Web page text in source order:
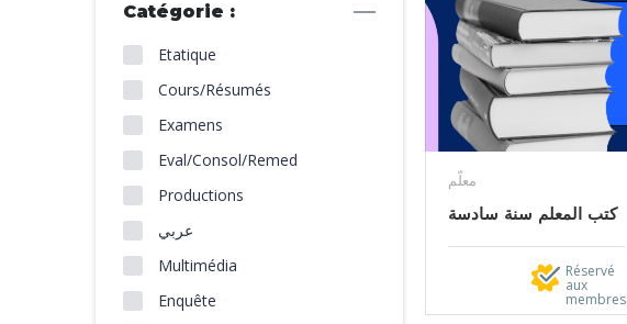
Catégorie :
Etatique
Cours/Résumés
Examens
Eval/Consol/Remed
Productions
عربي
Multimédia
Enquête
معلّم
كتب المعلم سنة سادسة
Réservé
aux
membres